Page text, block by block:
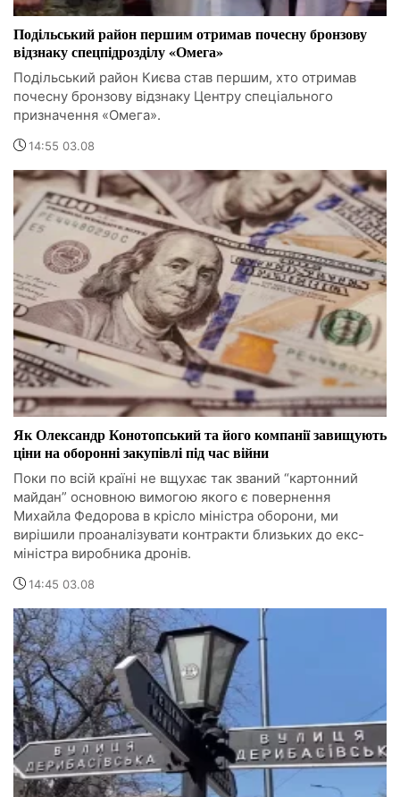
Подільський район першим отримав почесну бронзову
відзнаку спецпідрозділу «Омега»
Подільський район Києва став першим, хто отримав
почесну бронзову відзнаку Центру спеціального
призначення «Омега».
14:55 03.08
Як Олександр Конотопський та його компанії завищують
ціни на оборонні закупівлі під час війни
Поки по всій країні не вщухає так званий “картонний
майдан” основною вимогою якого є повернення
Михайла Федорова в крісло міністра оборони, ми
вирішили проаналізувати контракти близьких до екс-
міністра виробника дронів.
14:45 03.08